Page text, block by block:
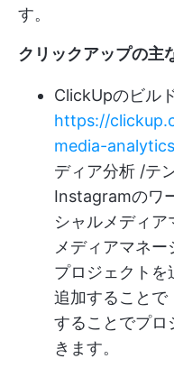
す。
クリックアップの主
ClickUpのビル
https://
media-
ディア分析 /テ
Instagramのワ
シャルメディ
メディアマネ
プロジェクトを
追加することで
することでプロ
きます。